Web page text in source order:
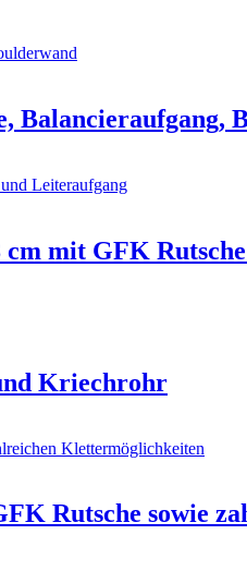
Balancieraufgang,
mit GFK
Kriechrohr
Rutsche sowie